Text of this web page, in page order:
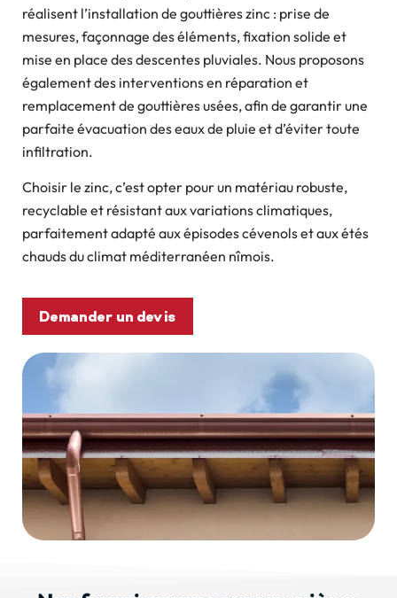
réalisent l’installation de gouttières zinc : prise de
mesures, façonnage des éléments, fixation solide et
mise en place des descentes pluviales. Nous proposons
également des interventions en réparation et
remplacement de gouttières usées, afin de garantir une
parfaite évacuation des eaux de pluie et d’éviter toute
infiltration.
Choisir le zinc, c’est opter pour un matériau robuste,
recyclable et résistant aux variations climatiques,
parfaitement adapté aux épisodes cévenols et aux étés
chauds du climat méditerranéen nîmois.
Demander un devis